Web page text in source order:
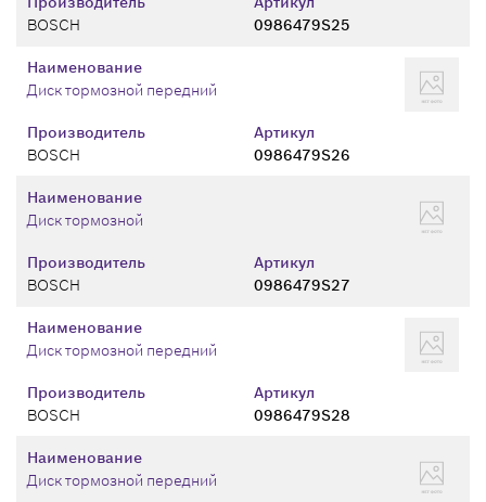
BOSCH
0986479S25
Производитель
BOSCH
Артикул
0986479S26
Наименование
Диск тормозной передний
Производитель
BOSCH
Артикул
0986479S27
Наименование
Диск тормозной
Производитель
BOSCH
Артикул
0986479S28
Наименование
Диск тормозной передний
Наименование
Диск тормозной передний